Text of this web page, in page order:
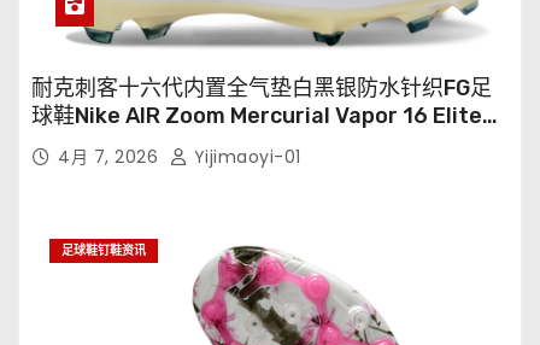
耐克刺客十六代内置全气垫白黑银防水针织FG足
球鞋Nike AIR Zoom Mercurial Vapor 16 Elite
XXV FG35-45
4月 7, 2026 Yijimaoyi-01
足球鞋钉鞋资讯